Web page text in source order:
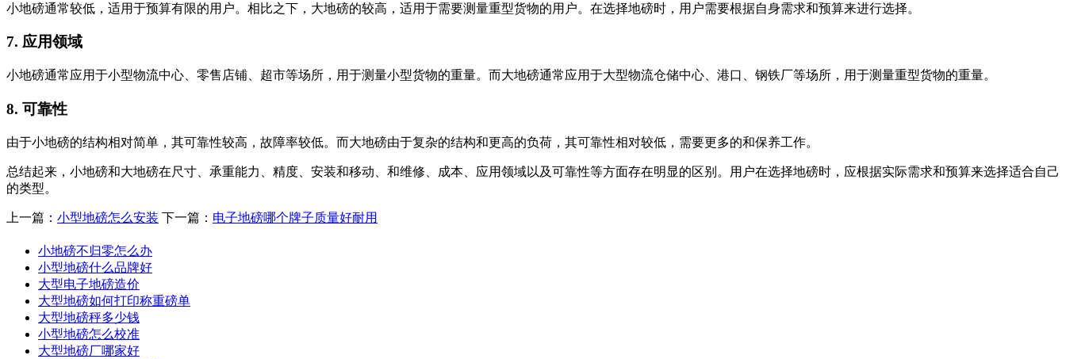
小地磅通常较低，适用于预算有限的用户。相比之下，大地磅的较高，适用于需要测量重型货物的用户。在选择地磅时，用户需要根据自身需求和预算来进行选择。
7. 应用领域
小地磅通常应用于小型物流中心、零售店铺、超市等场所，用于测量小型货物的重量。而大地磅通常应用于大型物流仓储中心、港口、钢铁厂等场所，用于测量重型货物的重量。
8. 可靠性
由于小地磅的结构相对简单，其可靠性较高，故障率较低。而大地磅由于复杂的结构和更高的负荷，其可靠性相对较低，需要更多的和保养工作。
总结起来，小地磅和大地磅在尺寸、承重能力、精度、安装和移动、和维修、成本、应用领域以及可靠性等方面存在明显的区别。用户在选择地磅时，应根据实际需求和预算来选择适合自己
的类型。
上一篇： 小型地磅怎么安装 下一篇： 电子地磅哪个牌子质量好耐用
小地磅不归零怎么办
小型地磅什么品牌好
大型电子地磅造价
大型地磅如何打印称重磅单
大型地磅秤多少钱
小型地磅怎么校准
大型地磅厂哪家好